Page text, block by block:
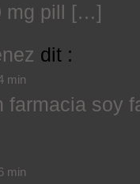
mg pill […]
dit :
min
farmacia soy
min